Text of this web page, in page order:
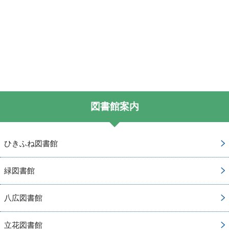
図書館案内
ひきふね図書館
緑図書館
八広図書館
立花図書館